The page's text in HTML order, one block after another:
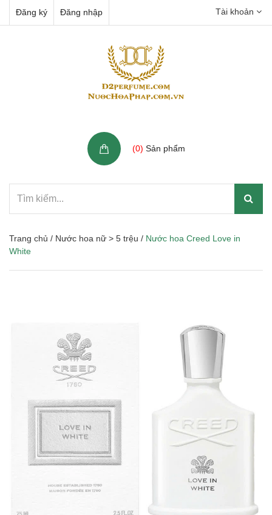
Đăng ký Đăng nhập Tài khoản
(0) Sản phẩm
Trang chủ / Nước hoa nữ > 5 trệu / Nước hoa Creed Love in
White